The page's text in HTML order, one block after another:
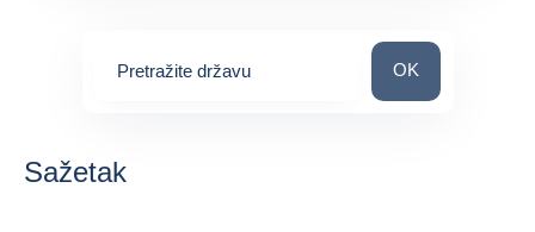
Pretražite državu Pretražite državu
OK
Sažetak